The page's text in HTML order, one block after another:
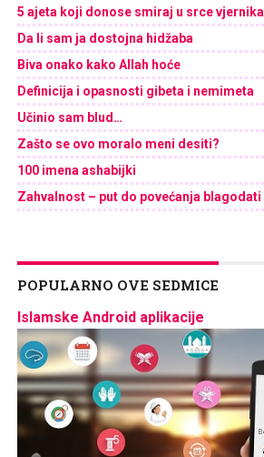
5 ajeta koji donose smiraj u srce vjernika
Da li sam ja dostojna hidžaba
Biva onako kako Allah hoće
Definicija i opasnosti gibeta i nemimeta
Učinio sam blud…
Zašto se ovo moralo meni desiti?
100 imena ashabijki
Zahvalnost – put do povećanja blagodati
POPULARNO OVE SEDMICE
Islamske Android aplikacije